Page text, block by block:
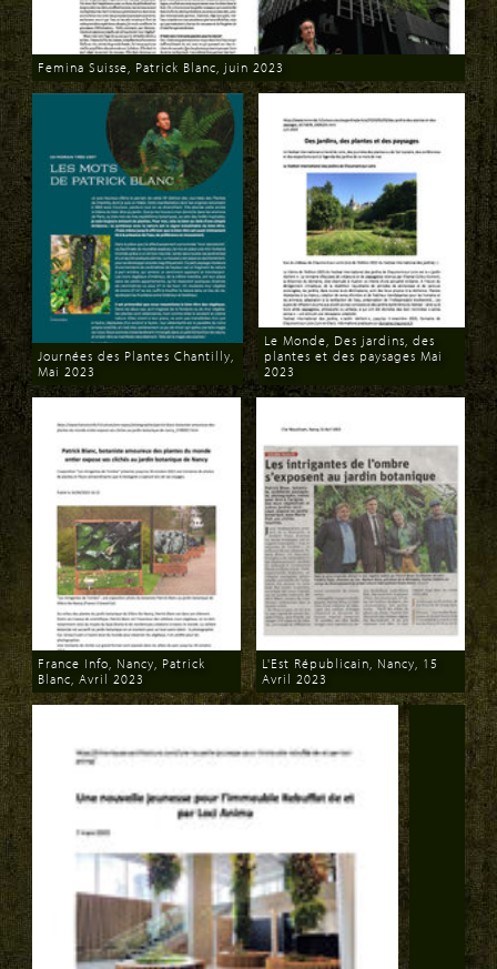
Download
Femina Suisse, Patrick Blanc, juin 2023
Download
Journées des Plantes Chantilly,
Mai 2023
Download
Le Monde, Des jardins, des
plantes et des paysages Mai
2023
Download
France Info, Nancy, Patrick
Blanc, Avril 2023
Download
L'Est Républicain, Nancy, 15
Avril 2023